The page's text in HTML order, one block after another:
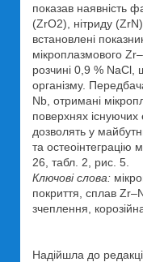
показав наявність
(ZrO2), нітриду
встановлені
мікроплазмового
розчині 0,9 % NaCl,
організму.
Nb, отримані
поверхнях існуючих
дозволять у
та остеоінтеграцію
26, табл. 2, рис. 5.
Ключові слова:
покриття, сплав
зчеплення, корозійна
Надійшла до